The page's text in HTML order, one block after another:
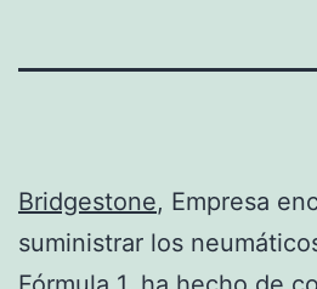
Bridgestone, Empresa
suministrar los